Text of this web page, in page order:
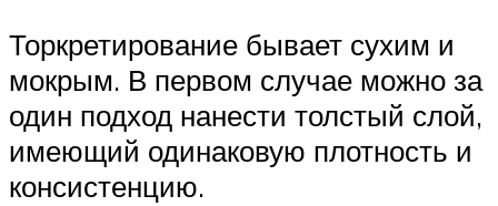
Торкретирование бывает сухим и
мокрым. В первом случае можно за
один подход нанести толстый слой,
имеющий одинаковую плотность и
консистенцию.